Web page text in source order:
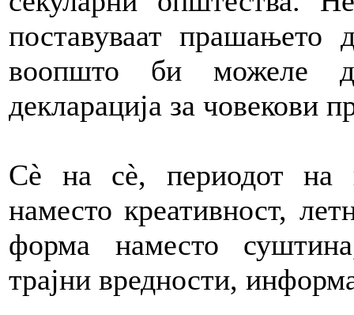
поставуваат прашањето
воопшто би можеле
декларација за човекови
Сè на сè, периодот на
наместо креативност,
форма наместо
трајни вредности,